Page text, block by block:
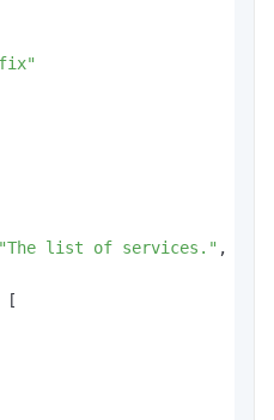
"The list of services." ,
[